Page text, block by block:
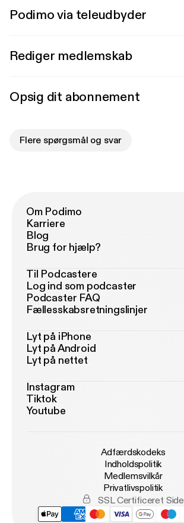
Podimo via teleudbyder
Rediger medlemskab
Opsig dit abonnement
Flere spørgsmål og svar
Om Podimo
Karriere
Blog
Brug for hjælp?
Til Podcastere
Log ind som podcaster
Podcaster FAQ
Fællesskabsretningslinjer
Lyt på iPhone
Lyt på Android
Lyt på nettet
Instagram
Tiktok
Youtube
Adfærdskodeks
Indholdspolitik
Medlemsvilkår
Privatlivspolitik
SSL Certificeret Side